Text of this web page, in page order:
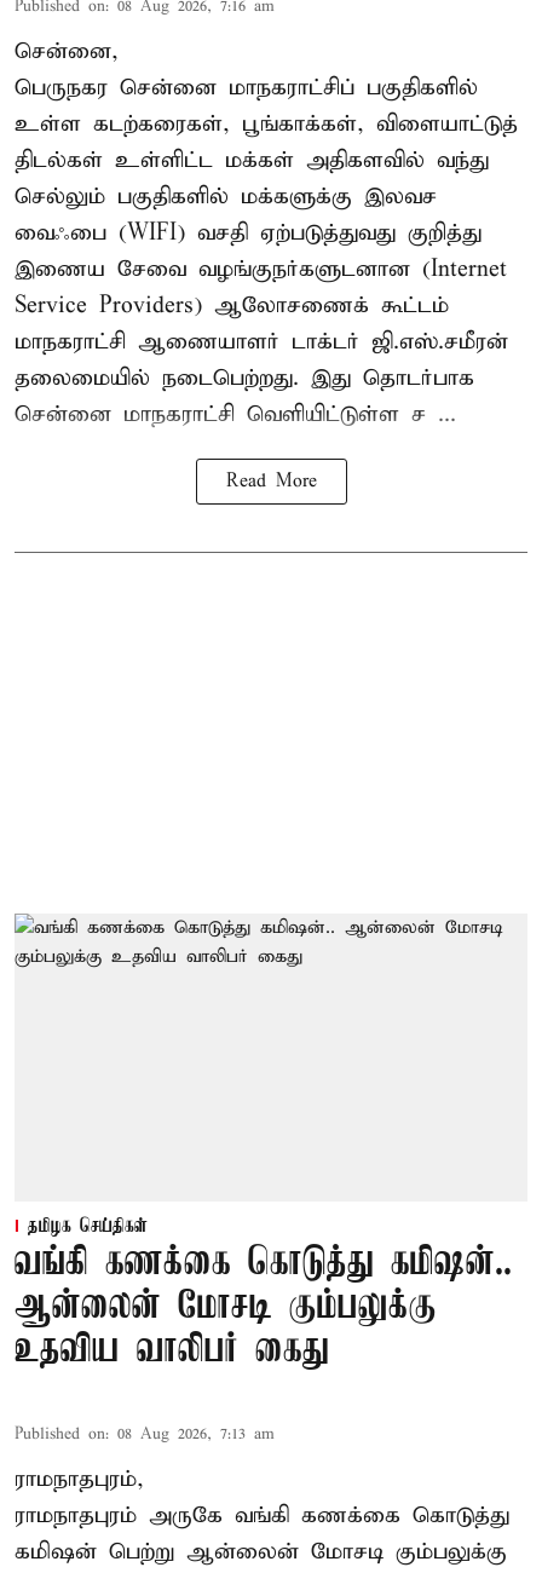
Published on: 08 Aug 2026, 7:16 am
சென்னை,
பெருநகர சென்னை மாநகராட்சிப் பகுதிகளில்
உள்ள கடற்கரைகள், பூங்காக்கள், விளையாட்டுத்
திடல்கள் உள்ளிட்ட மக்கள் அதிகளவில் வந்து
செல்லும் பகுதிகளில் மக்களுக்கு இலவச
வைஃபை (WIFI) வசதி ஏற்படுத்துவது குறித்து
இணைய சேவை வழங்குநர்களுடனான (Internet
Service Providers) ஆலோசணைக் கூட்டம்
மாநகராட்சி ஆணையாளர் டாக்டர் ஜி.எஸ்.சமீரன்
தலைமையில் நடைபெற்றது. இது தொடர்பாக
சென்னை மாநகராட்சி வெளியிட்டுள்ள ச ...
Read More
தமிழக செய்திகள்
வங்கி கணக்கை கொடுத்து கமிஷன்..
ஆன்லைன் மோசடி கும்பலுக்கு
உதவிய வாலிபர் கைது
Published on: 08 Aug 2026, 7:13 am
ராமநாதபுரம்,
ராமநாதபுரம் அருகே வங்கி கணக்கை கொடுத்து
கமிஷன் பெற்று ஆன்லைன் மோசடி கும்பலுக்கு